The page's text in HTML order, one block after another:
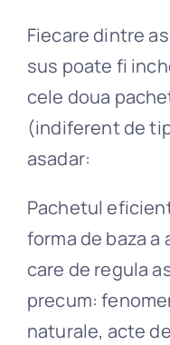
Fiecare dintre
sus poate fi
cele doua
(indiferent de
asadar:
Pachetul
forma de baza a
care de regula
precum:
naturale, acte